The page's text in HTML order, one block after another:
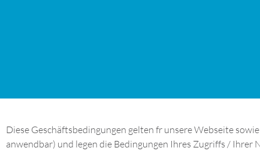
Diese Geschäftsbedingungen gelten fr unsere Webseite
anwendbar) und legen die Bedingungen Ihres Zugriffs / Ihrer